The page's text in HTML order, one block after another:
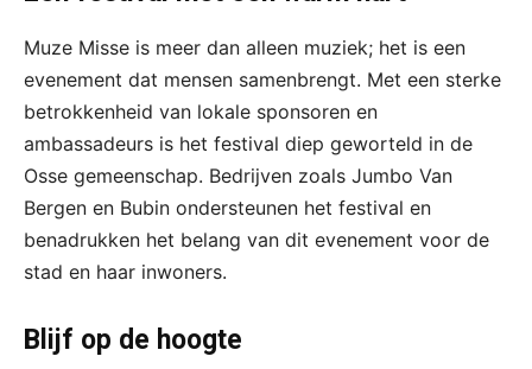
Muze Misse is meer dan alleen muziek; het is een
evenement dat mensen samenbrengt. Met een sterke
betrokkenheid van lokale sponsoren en
ambassadeurs is het festival diep geworteld in de
Osse gemeenschap. Bedrijven zoals Jumbo Van
Bergen en Bubin ondersteunen het festival en
benadrukken het belang van dit evenement voor de
stad en haar inwoners.
Blijf op de hoogte